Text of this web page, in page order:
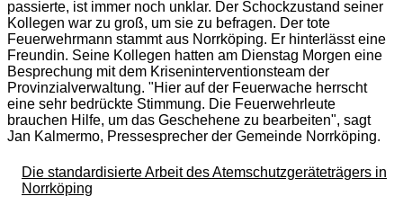
passierte, ist immer noch unklar. Der Schockzustand seiner
Kollegen war zu groß, um sie zu befragen. Der tote
Feuerwehrmann stammt aus Norrköping. Er hinterlässt eine
Freundin. Seine Kollegen hatten am Dienstag Morgen eine
Besprechung mit dem Kriseninterventionsteam der
Provinzialverwaltung. "Hier auf der Feuerwache herrscht
eine sehr bedrückte Stimmung. Die Feuerwehrleute
brauchen Hilfe, um das Geschehene zu bearbeiten", sagt
Jan Kalmermo, Pressesprecher der Gemeinde Norrköping.
Die standardisierte Arbeit des Atemschutzgeräteträgers in
Norrköping